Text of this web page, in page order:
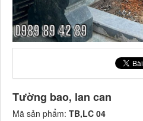
Tường bao, lan can
Mã sản phẩm: TB,LC 04